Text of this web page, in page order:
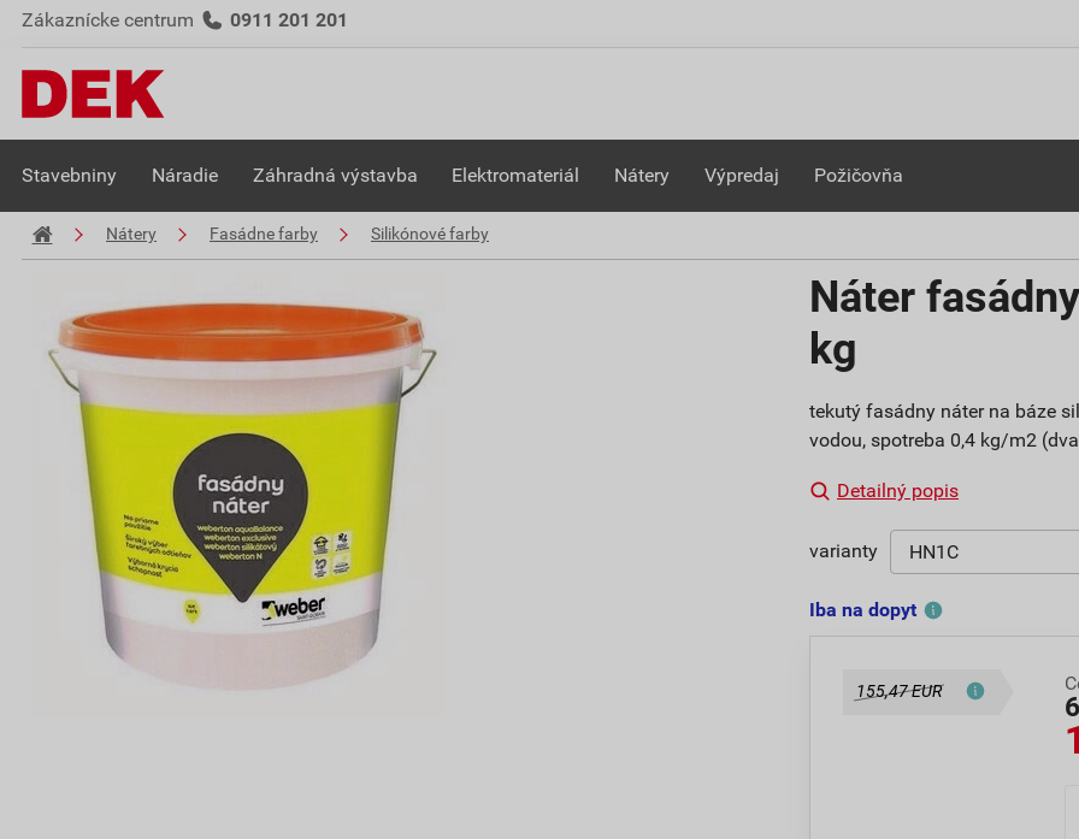
Zákaznícke centrum 0911 201 201
Stavebniny Náradie Záhradná výstavba Elektromateriál Nátery Výpredaj Požičovňa
Nátery Fasádne farby Silikónové farby
Náter
kg
tekutý fasádny náter na báze
vodou, spotreba 0,4 kg/m2
Detailný popis
varianty
Iba na dopyt
155,47 EUR 6